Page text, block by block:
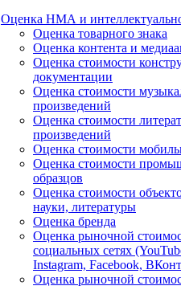
Оценка НМА и
Оценка товарного знака
Оценка контента и
Оценка стоимости
документации
Оценка стоимости
произведений
Оценка стоимости
произведений
Оценка стоимости
Оценка стоимости
образцов
Оценка стоимости
науки, литературы
Оценка бренда
Оценка рыночной
социальных сетях
Instagram, Facebook,
Оценка рыночной